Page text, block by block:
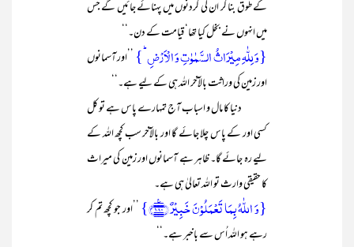
کے طوق بنا کر ان کی گردنوں میں پہنائے جائیں گے جس
میں انہوں نے بخل کیا تھا‘ قیامت کے دن۔‘‘
{وَ لِلّٰہِ مِیۡرَاثُ السَّمٰوٰتِ وَ الۡاَرۡضِ ؕ} ’’اور آسمانوں
اور زمین کی وراثت بالآخر اللہ ہی کے لیے ہے۔‘‘
دنیا کا مال و اسباب آج تمہارے پاس ہے تو کل
کسی اور کے پاس چلا جائے گا اور بالآخر سب کچھ اللہ کے
لیے رہ جائے گا۔ ظاہر ہے آسمانوں اور زمین کی میراث
کا حقیقی وارث تو اللہ تعالیٰ ہی ہے۔
{وَ اللّٰہُ بِمَا تَعۡمَلُوۡنَ خَبِیۡرٌ ﴿۱۸۰﴾٪}
’’اور جو کچھ تم کر
رہے ہو اللہ اُس سے باخبر ہے۔‘‘